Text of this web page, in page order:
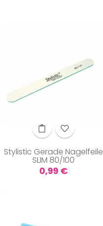
Stylistic Gerade Nagelfeile
SLIM 80/100
Preis
0,99 €